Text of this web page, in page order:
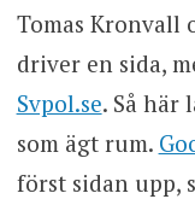
Tomas Kronvall
driver en sida,
Svpol.se. Så här
som ägt rum.
först sidan upp,